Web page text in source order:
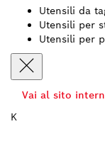
Utensili da
Utensili per
Utensili per
Vai al sito
K